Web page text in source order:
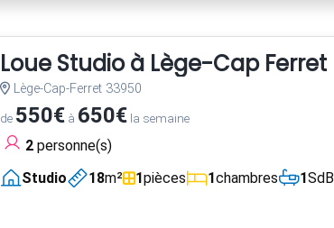
Loue Studio à Lège-Cap Ferret
Lège-Cap-Ferret 33950
de 550€à 650€la semaine
2personne(s)
Studio
18m² 1pièces 1chambres 1SdB